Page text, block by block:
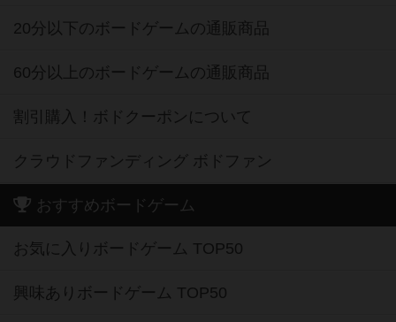
20分以下のボードゲームの通販商品
60分以上のボードゲームの通販商品
割引購入！ボドクーポンについて
クラウドファンディング ボドファン
おすすめボードゲーム
お気に入りボードゲーム TOP50
興味ありボードゲーム TOP50